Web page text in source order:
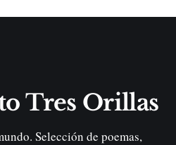
Tres Orillas
Selección de poemas,